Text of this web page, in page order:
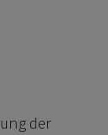
der